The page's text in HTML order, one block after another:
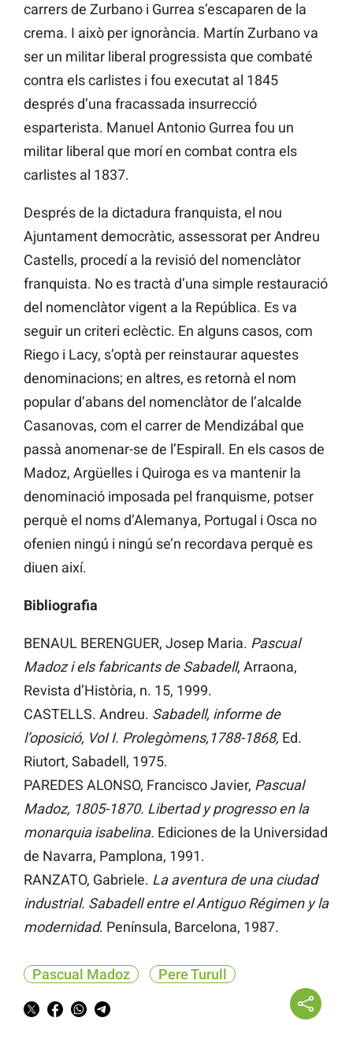
carrers de Zurbano i Gurrea s’escaparen de la
crema. I això per ignorància. Martín Zurbano va
ser un militar liberal progressista que combaté
contra els carlistes i fou executat al 1845
després d’una fracassada insurrecció
esparterista. Manuel Antonio Gurrea fou un
militar liberal que morí en combat contra els
carlistes al 1837.
Després de la dictadura franquista, el nou
Ajuntament democràtic, assessorat per Andreu
Castells, procedí a la revisió del nomenclàtor
franquista. No es tractà d’una simple restauració
del nomenclàtor vigent a la República. Es va
seguir un criteri eclèctic. En alguns casos, com
Riego i Lacy, s’optà per reinstaurar aquestes
denominacions; en altres, es retornà el nom
popular d’abans del nomenclàtor de l’alcalde
Casanovas, com el carrer de Mendizábal que
passà anomenar-se de l’Espirall. En els casos de
Madoz, Argüelles i Quiroga es va mantenir la
denominació imposada pel franquisme, potser
perquè el noms d’Alemanya, Portugal i Osca no
ofenien ningú i ningú se’n recordava perquè es
diuen així.
Bibliografia
BENAUL BERENGUER, Josep Maria. Pascual
Madoz i els fabricants de Sabadell, Arraona,
Revista d’Història, n. 15, 1999.
CASTELLS. Andreu. Sabadell, informe de
l’oposició, VoI I. Prolegòmens,1788-1868, Ed.
Riutort, Sabadell, 1975.
PAREDES ALONSO, Francisco Javier, Pascual
Madoz, 1805-1870. Libertad y progresso en la
monarquia isabelina. Ediciones de la Universidad
de Navarra, Pamplona, 1991.
RANZATO, Gabriele. La aventura de una ciudad
industrial. Sabadell entre el Antiguo Régimen y la
modernidad. Península, Barcelona, 1987.
Pascual Madoz Pere Turull